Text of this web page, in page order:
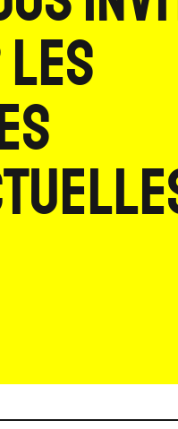
les